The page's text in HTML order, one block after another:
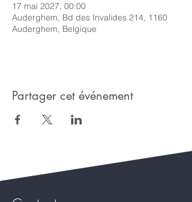
17 mai 2027, 00:00
Auderghem, Bd des Invalides 214, 1160
Auderghem, Belgique
Partager cet événement